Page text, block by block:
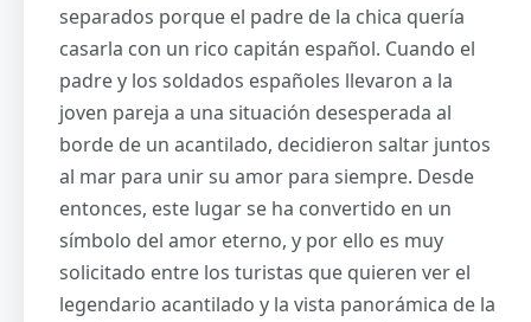
separados porque el padre de la chica quería
casarla con un rico capitán español. Cuando el
padre y los soldados españoles llevaron a la
joven pareja a una situación desesperada al
borde de un acantilado, decidieron saltar juntos
al mar para unir su amor para siempre. Desde
entonces, este lugar se ha convertido en un
símbolo del amor eterno, y por ello es muy
solicitado entre los turistas que quieren ver el
legendario acantilado y la vista panorámica de la